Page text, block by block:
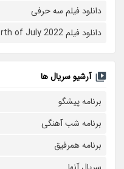
دانلود فیلم سه حرفی
دانلود فیلم Fourth of July 2022 چهارم جولای
آرشیو سریال ها
برنامه پیشگو
برنامه شب آهنگی
برنامه همرفیق